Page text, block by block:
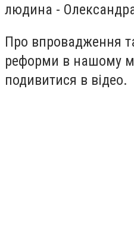
людина -
Про впровадження
реформи в нашому
подивитися в відео.